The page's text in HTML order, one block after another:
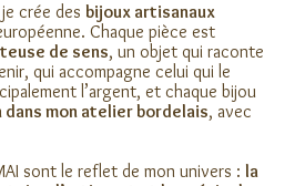
crée des bijoux artisanaux
Chaque pièce est
de sens, un objet qui raconte
qui accompagne celui qui le
l’argent, et chaque bijou
dans mon atelier bordelais, avec
sont le reflet de mon univers : la